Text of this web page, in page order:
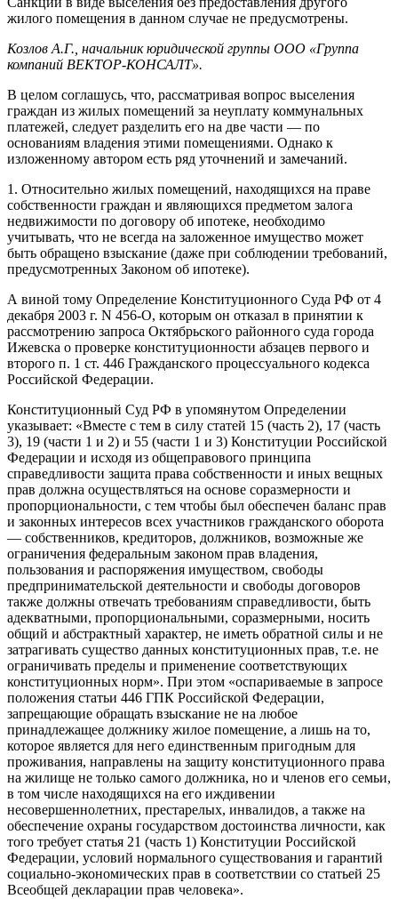
жилого помещения в данном случае не предусмотрены.
Козлов А.Г., начальник юридической группы ООО «Группа
компаний ВЕКТОР-КОНСАЛТ».
В целом соглашусь, что, рассматривая вопрос выселения
граждан из жилых помещений за неуплату коммунальных
платежей, следует разделить его на две части — по
основаниям владения этими помещениями. Однако к
изложенному автором есть ряд уточнений и замечаний.
1. Относительно жилых помещений, находящихся на праве
собственности граждан и являющихся предметом залога
недвижимости по договору об ипотеке, необходимо
учитывать, что не всегда на заложенное имущество может
быть обращено взыскание (даже при соблюдении требований,
предусмотренных Законом об ипотеке).
А виной тому Определение Конституционного Суда РФ от 4
декабря 2003 г. N 456-О, которым он отказал в принятии к
рассмотрению запроса Октябрьского районного суда города
Ижевска о проверке конституционности абзацев первого и
второго п. 1 ст. 446 Гражданского процессуального кодекса
Российской Федерации.
Конституционный Суд РФ в упомянутом Определении
указывает: «Вместе с тем в силу статей 15 (часть 2), 17 (часть
3), 19 (части 1 и 2) и 55 (части 1 и 3) Конституции Российской
Федерации и исходя из общеправового принципа
справедливости защита права собственности и иных вещных
прав должна осуществляться на основе соразмерности и
пропорциональности, с тем чтобы был обеспечен баланс прав
и законных интересов всех участников гражданского оборота
— собственников, кредиторов, должников, возможные же
ограничения федеральным законом прав владения,
пользования и распоряжения имуществом, свободы
предпринимательской деятельности и свободы договоров
также должны отвечать требованиям справедливости, быть
адекватными, пропорциональными, соразмерными, носить
общий и абстрактный характер, не иметь обратной силы и не
затрагивать существо данных конституционных прав, т.е. не
ограничивать пределы и применение соответствующих
конституционных норм». При этом «оспариваемые в запросе
положения статьи 446 ГПК Российской Федерации,
запрещающие обращать взыскание не на любое
принадлежащее должнику жилое помещение, а лишь на то,
которое является для него единственным пригодным для
проживания, направлены на защиту конституционного права
на жилище не только самого должника, но и членов его семьи,
в том числе находящихся на его иждивении
несовершеннолетних, престарелых, инвалидов, а также на
обеспечение охраны государством достоинства личности, как
того требует статья 21 (часть 1) Конституции Российской
Федерации, условий нормального существования и гарантий
социально-экономических прав в соответствии со статьей 25
Всеобщей декларации прав человека».